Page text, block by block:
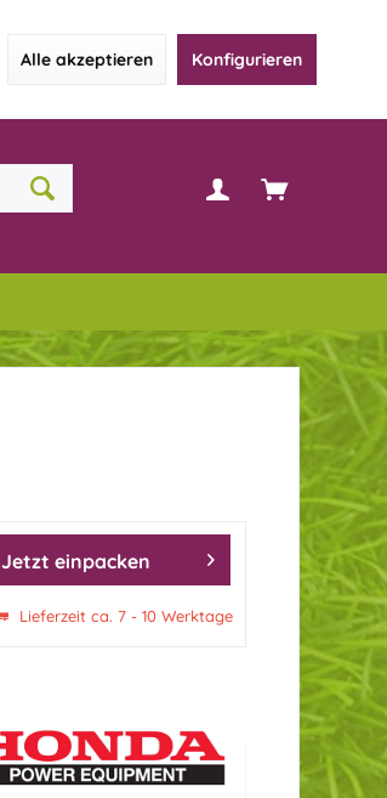
Alle akzeptieren Konfigurieren
Jetzt einpacken
Lieferzeit ca. 7 - 10 Werktage